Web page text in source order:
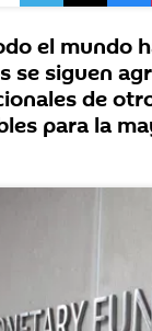
el mundo
se siguen
de
para la